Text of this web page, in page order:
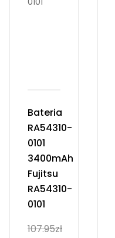
Bateria
RA54310-
0101
3400mAh
Fujitsu
RA54310-
0101
107.95zł